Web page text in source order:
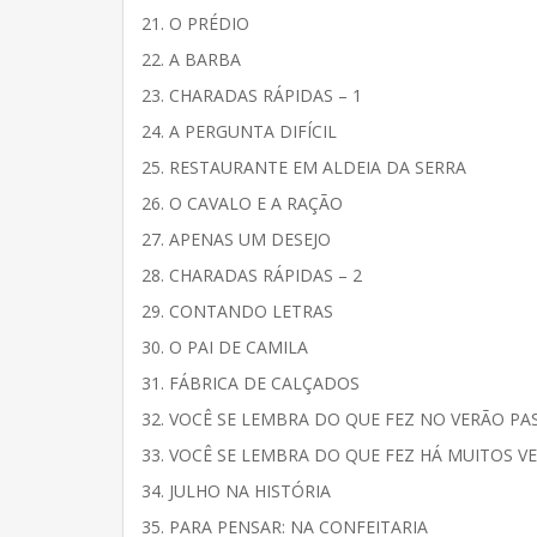
21. O PRÉDIO
22. A BARBA
23. CHARADAS RÁPIDAS – 1
24. A PERGUNTA DIFÍCIL
25. RESTAURANTE EM ALDEIA DA SERRA
26. O CAVALO E A RAÇÃO
27. APENAS UM DESEJO
28. CHARADAS RÁPIDAS – 2
29. CONTANDO LETRAS
30. O PAI DE CAMILA
31. FÁBRICA DE CALÇADOS
32. VOCÊ SE LEMBRA DO QUE FEZ NO VERÃO
33. VOCÊ SE LEMBRA DO QUE FEZ HÁ MUITOS
34. JULHO NA HISTÓRIA
35. PARA PENSAR: NA CONFEITARIA